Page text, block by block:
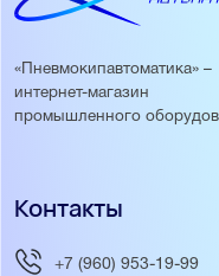
«Пневмокипавтоматика» –
интернет-магазин
промышленного
Контакты
+7 (960) 953-19-99